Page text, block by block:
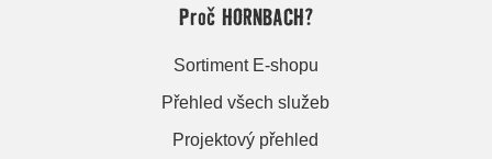
Proč HORNBACH?
Sortiment E-shopu
Přehled všech služeb
Projektový přehled